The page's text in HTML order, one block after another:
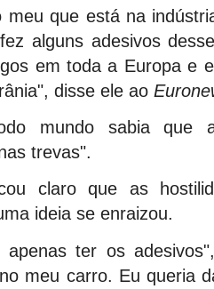
meu que está na
alguns adesivos
em toda a Europa e
disse ele ao
mundo sabia que
trevas".
claro que as
ideia se enraizou.
apenas ter os
meu carro. Eu queria